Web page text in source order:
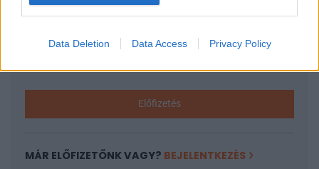
Data Deletion Data Access Privacy Policy
Az előfizetés a következőket tartalmazza:
Kötéslisták: BÉT elmúlt 2 év napon belüli
kötéslistái
Előfizetés
MÁR ELŐFIZETŐNK VAGY? BEJELENTKEZÉS